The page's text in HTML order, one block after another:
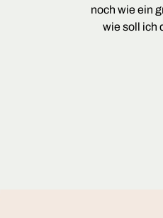
noch wie ein
wie soll ich